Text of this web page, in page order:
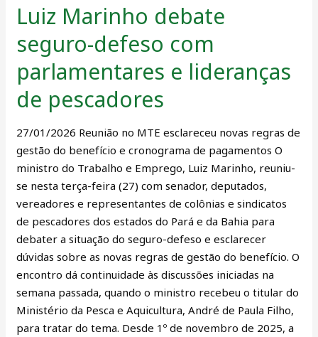
Luiz Marinho debate
seguro-defeso com
parlamentares e lideranças
de pescadores
27/01/2026 Reunião no MTE esclareceu novas regras de
gestão do benefício e cronograma de pagamentos O
ministro do Trabalho e Emprego, Luiz Marinho, reuniu-
se nesta terça-feira (27) com senador, deputados,
vereadores e representantes de colônias e sindicatos
de pescadores dos estados do Pará e da Bahia para
debater a situação do seguro-defeso e esclarecer
dúvidas sobre as novas regras de gestão do benefício. O
encontro dá continuidade às discussões iniciadas na
semana passada, quando o ministro recebeu o titular do
Ministério da Pesca e Aquicultura, André de Paula Filho,
para tratar do tema. Desde 1º de novembro de 2025, a
Luiz
Marinho
debate
seguro-
defeso
com
parlamentares
e
lideranças
de
pescadores